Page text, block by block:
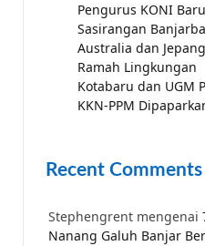
Pengurus KONI
Sasirangan
Australia dan
Ramah Lingkungan
Kotabaru dan UGM
KKN-PPM
Recent Comments
Stephengrent mengenai
Nanang Galuh Banjar